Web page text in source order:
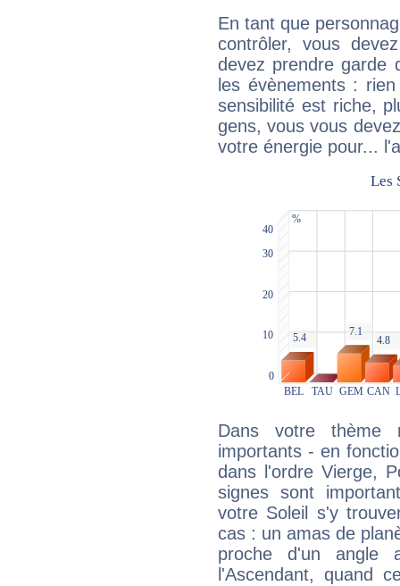
En tant que
contrôler, vous
devez prendre garde
les évènements :
sensibilité est riche,
gens, vous vous
votre énergie pour...
Dans votre thème
importants - en
dans l'ordre Vierge,
signes sont
votre Soleil s'y
cas : un amas de
proche d'un
l'Ascendant, quand